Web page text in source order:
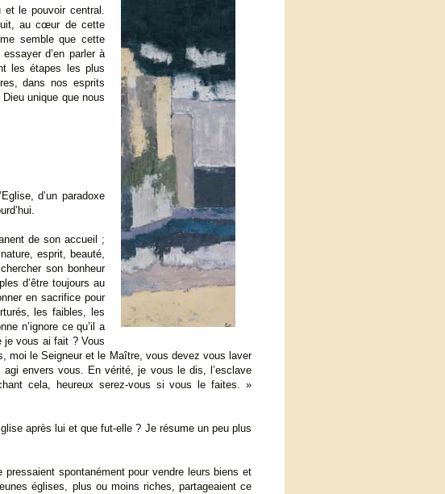
et le pouvoir central.
au cœur de cette
semble que cette
d’en parler à
les étapes les plus
dans nos esprits
unique que nous
d’un paradoxe
de son accueil ;
esprit, beauté,
son bonheur
d’être toujours au
en sacrifice pour
les faibles, les
n’ignore ce qu’il a
je vous ai fait ? Vous
moi le Seigneur et le Maître, vous devez vous laver
envers vous. En vérité, je vous le dis, l’esclave
cela, heureux serez-vous si vous le faites. »
après lui et que fut-elle ? Je résume un peu plus
spontanément pour vendre leurs biens et
églises, plus ou moins riches, partageaient ce